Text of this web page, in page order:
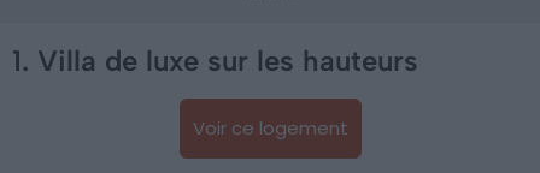
1. Villa de luxe sur les hauteurs
Voir ce logement